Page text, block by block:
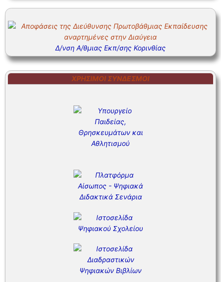
Δ/νση Α/θμιας Εκπ/σης Κορινθίας
ΧΡΉΣΙΜΟΙ ΣΎΝΔΕΣΜΟΙ